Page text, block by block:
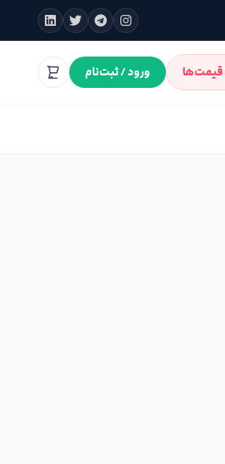
ورود / ثبت‌نام